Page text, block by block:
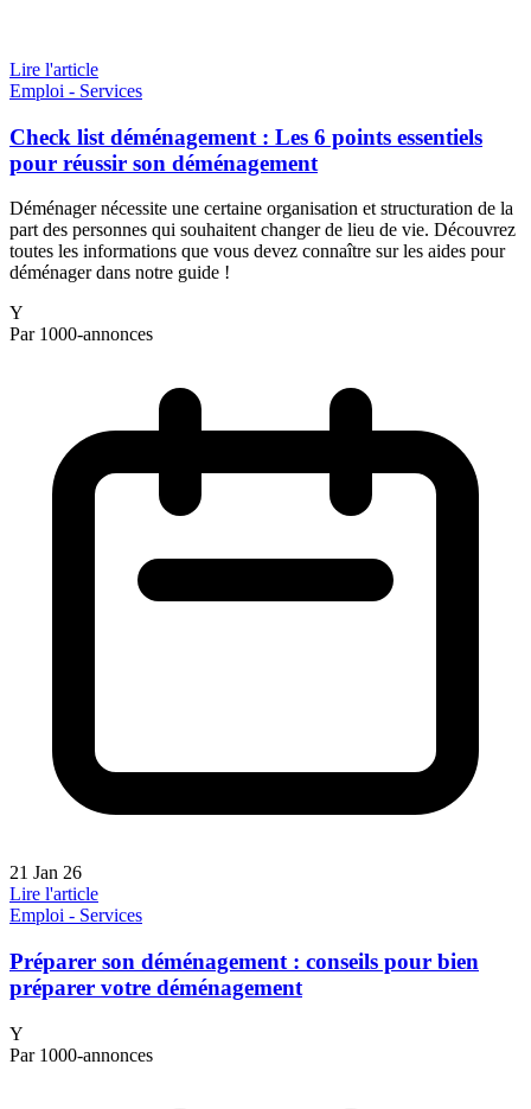
Lire l'article
Emploi - Services
Check list déménagement : Les 6 points essentiels
pour réussir son déménagement
Déménager nécessite une certaine organisation et structuration de la
part des personnes qui souhaitent changer de lieu de vie. Découvrez
toutes les informations que vous devez connaître sur les aides pour
déménager dans notre guide !
Y
Par 1000-annonces
21 Jan 26
Lire l'article
Emploi - Services
Préparer son déménagement : conseils pour bien
préparer votre déménagement
Y
Par 1000-annonces